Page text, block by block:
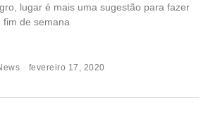
lugar é mais uma sugestão para fazer
fim de semana
fevereiro 17, 2020